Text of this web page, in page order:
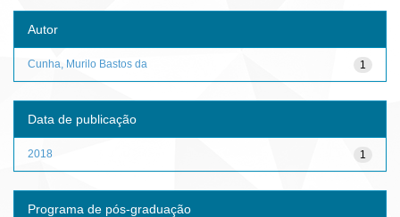
Autor
1
Cunha, Murilo Bastos da
Data de publicação
1
2018
Programa de pós-graduação